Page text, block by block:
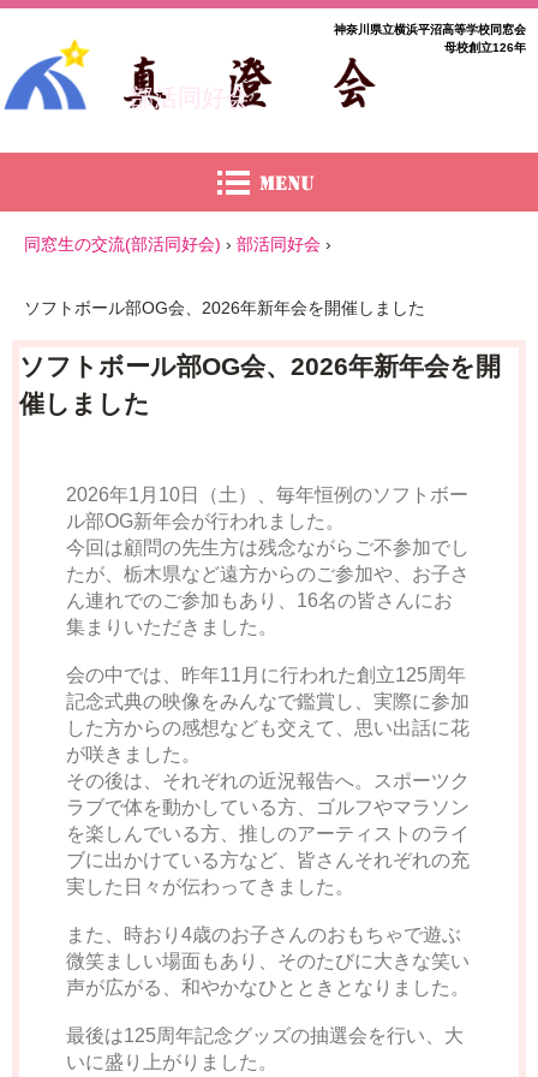
部活同好会
神奈川県立横浜平沼高等学校同窓会
母校創立126年
同窓生の交流(部活同好会) › 部活同好会 ›
ソフトボール部OG会、2026年新年会を開催しました
ソフトボール部OG会、2026年新年会を開
催しました
2026年1月10日（土）、毎年恒例のソフトボー
ル部OG新年会が行われました。
今回は顧問の先生方は残念ながらご不参加でし
たが、栃木県など遠方からのご参加や、お子さ
ん連れでのご参加もあり、16名の皆さんにお
集まりいただきました。
会の中では、昨年11月に行われた創立125周年
記念式典の映像をみんなで鑑賞し、実際に参加
した方からの感想なども交えて、思い出話に花
が咲きました。
その後は、それぞれの近況報告へ。スポーツク
ラブで体を動かしている方、ゴルフやマラソン
を楽しんでいる方、推しのアーティストのライ
ブに出かけている方など、皆さんそれぞれの充
実した日々が伝わってきました。
また、時おり4歳のお子さんのおもちゃで遊ぶ
微笑ましい場面もあり、そのたびに大きな笑い
声が広がる、和やかなひとときとなりました。
最後は125周年記念グッズの抽選会を行い、大
いに盛り上がりました。